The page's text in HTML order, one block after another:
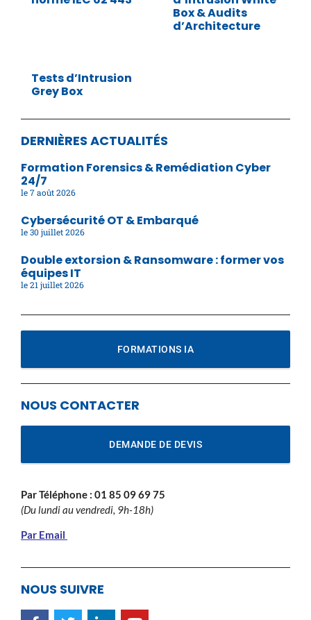
Box & Audits
d’Architecture
Tests d’Intrusion
Grey Box
DERNIÈRES ACTUALITÉS
Formation Forensics & Remédiation Cyber
24/7
7 août 2026
Cybersécurité OT & Embarqué
30 juillet 2026
Double extorsion & Ransomware : former vos
équipes IT
21 juillet 2026
FORMATIONS IA
NOUS CONTACTER
DEMANDE DE DEVIS
Par Téléphone : 01 85 09 69 75
(Du lundi au vendredi, 9h-18h)
Par Email
NOUS SUIVRE